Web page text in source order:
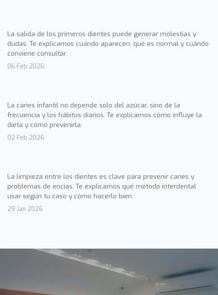
La salida de los primeros dientes puede generar molestias y
dudas. Te explicamos cuándo aparecen, qué es normal y cuándo
conviene consultar.
06 Feb 2026
La caries infantil no depende solo del azúcar, sino de la
frecuencia y los hábitos diarios. Te explicamos cómo influye la
dieta y cómo prevenirla.
02 Feb 2026
La limpieza entre los dientes es clave para prevenir caries y
problemas de encías. Te explicamos qué método interdental
usar según tu caso y cómo hacerlo bien.
29 Jan 2026